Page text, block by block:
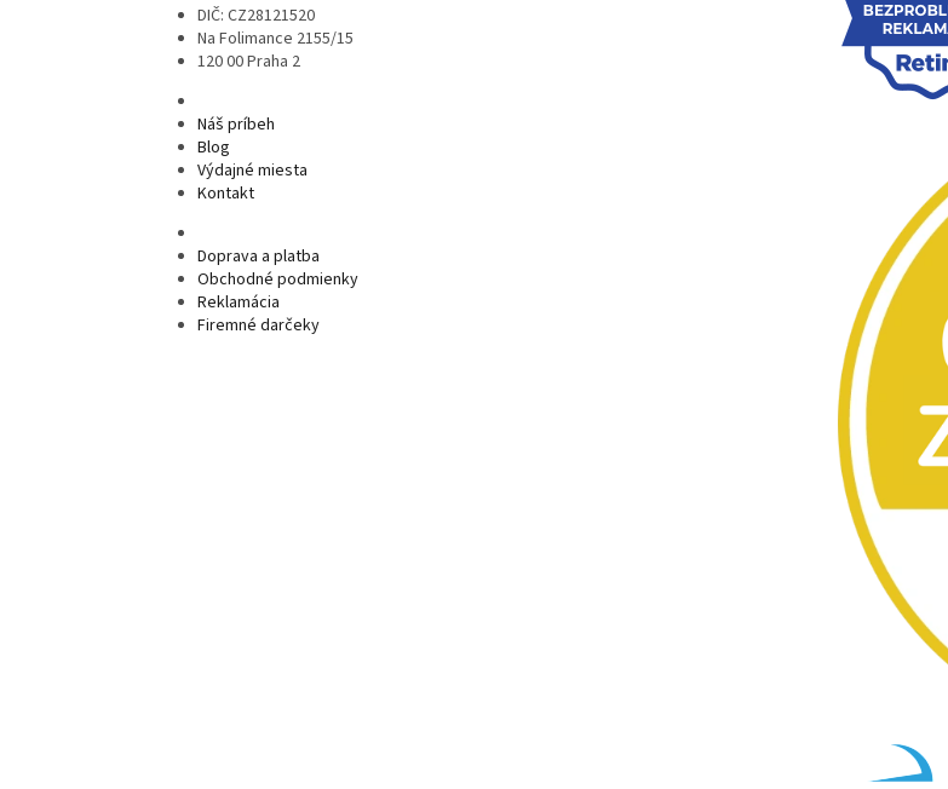
DIČ: CZ28121520
Na Folimance 2155/15
120 00 Praha 2
Náš príbeh
Blog
Výdajné miesta
Kontakt
Doprava a platba
Obchodné podmienky
Reklamácia
Firemné darčeky